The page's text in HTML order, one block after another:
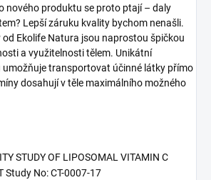
nového produktu se proto ptají – daly
Lepší záruku kvality bychom nenašli.
Ekolife Natura jsou naprostou špičkou
a využitelnosti tělem. Unikátní
umožňuje transportovat účinné látky přímo
dosahují v těle maximálního možného
STUDY OF LIPOSOMAL VITAMIN C
Study No: CT-0007-17